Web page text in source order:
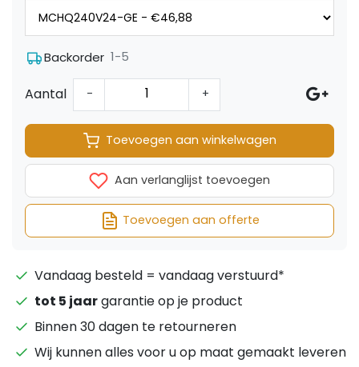
Backorder 1-5
Aantal - +
Toevoegen aan winkelwagen
Aan verlanglijst toevoegen
Toevoegen aan offerte
Vandaag besteld = vandaag verstuurd*
tot 5 jaargarantie op je product
Binnen 30 dagen te retourneren
Wij kunnen alles voor u op maat gemaakt leveren